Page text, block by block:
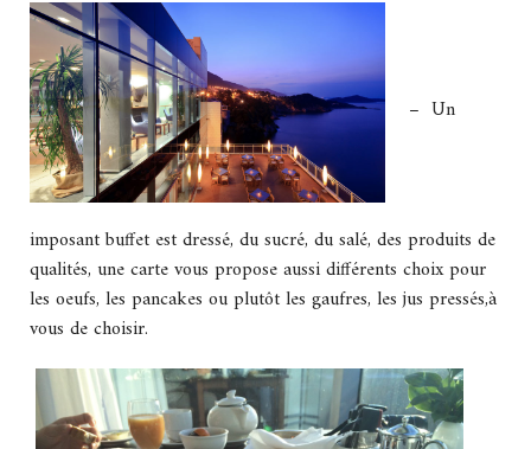
– Un
imposant buffet est dressé, du sucré, du salé, des produits de
qualités, une carte vous propose aussi différents choix pour
les oeufs, les pancakes ou plutôt les gaufres, les jus pressés,à
vous de choisir.